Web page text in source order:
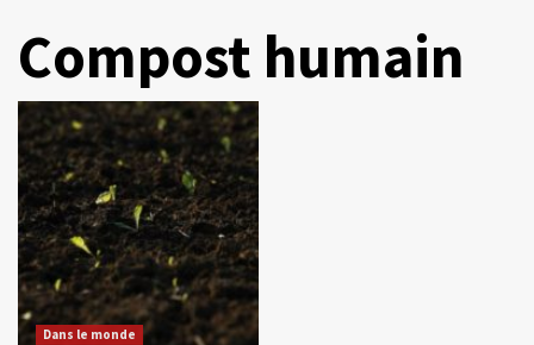
Compost humain
Dans le monde